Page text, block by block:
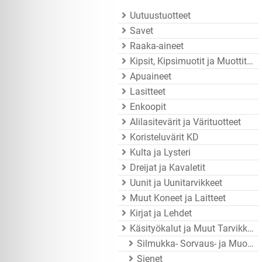
Uutuustuotteet
Savet
Raaka-aineet
Kipsit, Kipsimuotit ja Muottitarvikkeet
Apuaineet
Lasitteet
Enkoopit
Alilasitevärit ja Värituotteet
Koristeluvärit KD
Kulta ja Lysteri
Dreijat ja Kavaletit
Uunit ja Uunitarvikkeet
Muut Koneet ja Laitteet
Kirjat ja Lehdet
Käsityökalut ja Muut Tarvikkeet
Silmukka- Sorvaus- ja Muotoiluraudat
Sienet